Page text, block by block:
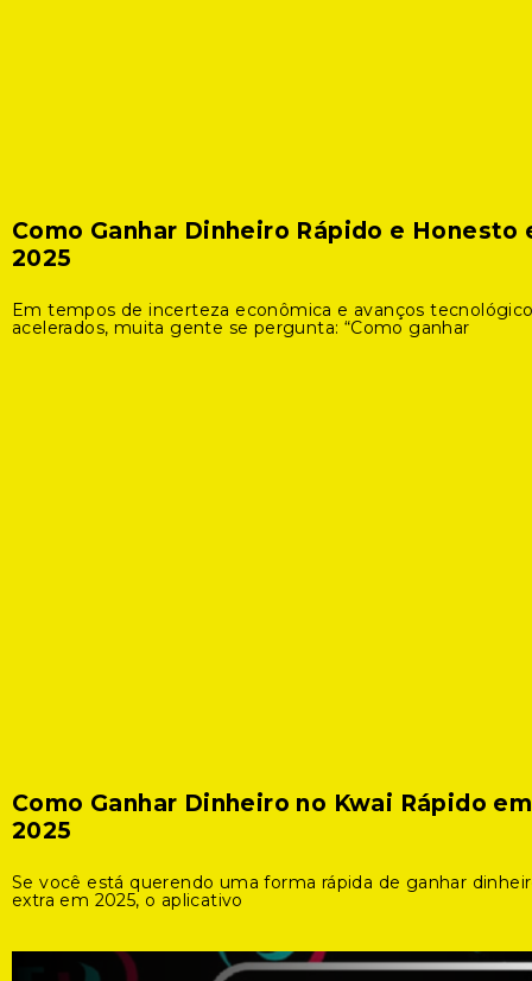
Como Ganhar Dinheiro Rápido e Honesto
2025
Em tempos de incerteza econômica e avanços
acelerados, muita gente se pergunta: “Como ganhar
Como Ganhar Dinheiro no Kwai Rápido em
2025
Se você está querendo uma forma rápida de ganhar
extra em 2025, o aplicativo